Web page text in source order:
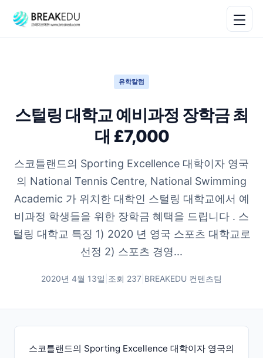
유학칼럼
스털링 대학교 예비과정 장학금 최
대 £7,000
스코틀랜드의 Sporting Excellence 대학이자 영국
의 National Tennis Centre, National Swimming
Academic 가 위치한 대학인 스털링 대학교에서 예
비과정 학생들을 위한 장학금 혜택을 드립니다 . 스
털링 대학교 특징 1) 2020 년 영국 스포츠 대학교로
선정 2) 스포츠 경영...
2020년 4월 13일 조회 237 BREAKEDU 컨텐츠팀
스코틀랜드의 Sporting Excellence 대학이자 영국의